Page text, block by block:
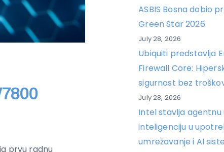
prvu radnu
ASBIS Bosna dobio
Green Star 2026
July 28, 2026
Ubiquiti predstavlja
Firewall Core:
sigurnost bez
July 28, 2026
Intel stavlja agentnu
inteligenciju u
umrežavanje i AI